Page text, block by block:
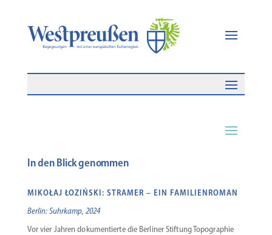
In den Blick genommen
MIKOŁAJ ŁOZIŃSKI: STRAMER – EIN FAMILIENROMAN
Berlin: Suhrkamp, 2024
Vor vier Jahren dokumen­tierte die Berliner Stiftung Topographie